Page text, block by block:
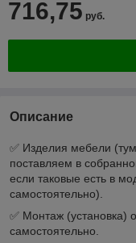
716,75 руб.
Описание
✅ Изделия мебели
поставляем в
если таковые есть в
самостоятельно).
✅ Монтаж (установка)
самостоятельно.